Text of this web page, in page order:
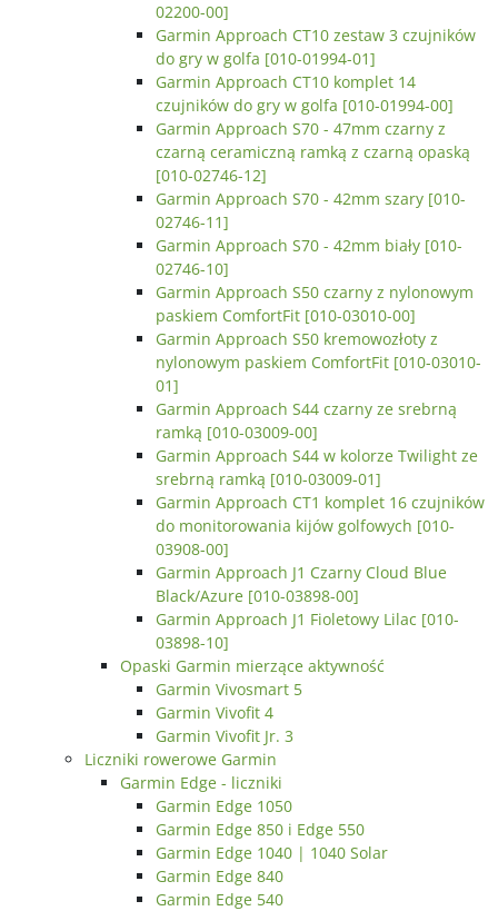
02200-00]
Garmin Approach CT10 zestaw 3 czujników
do gry w golfa [010-01994-01]
Garmin Approach CT10 komplet 14
czujników do gry w golfa [010-01994-00]
Garmin Approach S70 - 47mm czarny z
czarną ceramiczną ramką z czarną opaską
[010-02746-12]
Garmin Approach S70 - 42mm szary [010-
02746-11]
Garmin Approach S70 - 42mm biały [010-
02746-10]
Garmin Approach S50 czarny z nylonowym
paskiem ComfortFit [010-03010-00]
Garmin Approach S50 kremowozłoty z
nylonowym paskiem ComfortFit [010-03010-
01]
Garmin Approach S44 czarny ze srebrną
ramką [010-03009-00]
Garmin Approach S44 w kolorze Twilight ze
srebrną ramką [010-03009-01]
Garmin Approach CT1 komplet 16 czujników
do monitorowania kijów golfowych [010-
03908-00]
Garmin Approach J1 Czarny Cloud Blue
Black/Azure [010-03898-00]
Garmin Approach J1 Fioletowy Lilac [010-
03898-10]
Opaski Garmin mierzące aktywność
Garmin Vivosmart 5
Garmin Vivofit 4
Garmin Vivofit Jr. 3
Liczniki rowerowe Garmin
Garmin Edge - liczniki
Garmin Edge 1050
Garmin Edge 850 i Edge 550
Garmin Edge 1040 | 1040 Solar
Garmin Edge 840
Garmin Edge 540